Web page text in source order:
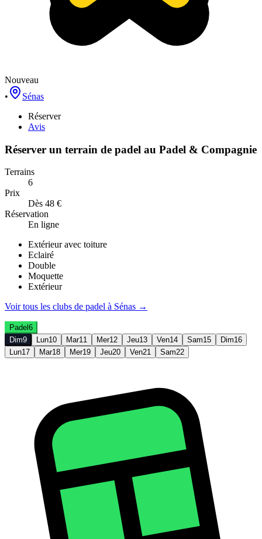
Nouveau
•
Sénas
Réserver
Avis
Réserver un terrain de padel au Padel & Compagnie
Terrains
6
Prix
Dès 48 €
Réservation
En ligne
Extérieur avec toiture
Eclairé
Double
Moquette
Extérieur
Voir tous les clubs de padel à Sénas →
Padel 6
Dim9 Lun10 Mar11 Mer12 Jeu13 Ven14 Sam15 Dim16
Lun17 Mar18 Mer19 Jeu20 Ven21 Sam22